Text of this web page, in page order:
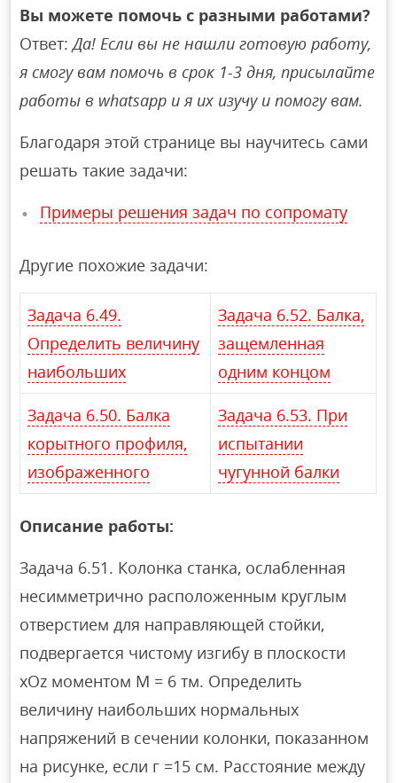
Вы можете помочь с разными работами?
Ответ:Да! Если вы не нашли готовую работу,
я смогу вам помочь в срок 1-3 дня, присылайте
работы в whatsapp и я их изучу и помогу вам.
Благодаря этой странице вы научитесь сами
решать такие задачи:
Примеры решения задач по сопромату
Другие похожие задачи:
Задача 6.49.
Определить величину
наибольших
Задача 6.52. Балка,
защемленная
одним концом
Задача 6.50. Балка
корытного профиля,
изображенного
Задача 6.53. При
испытании
чугунной балки
Описание работы:
Задача 6.51. Колонка станка, ослабленная
несимметрично расположенным круглым
отверстием для направляющей стойки,
подвергается чистому изгибу в плоскости
xOz моментом М = 6 тм. Определить
величину наибольших нормальных
напряжений в сечении колонки, показанном
на рисунке, если г =15 см. Расстояние между